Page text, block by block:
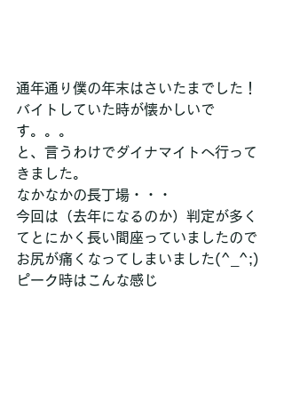
通年通り僕の年末はさいたまでした！
バイトしていた時が懐かしいで
す。。。
と、言うわけでダイナマイトへ行って
きました。
なかなかの長丁場・・・
今回は（去年になるのか）判定が多く
てとにかく長い間座っていましたので
お尻が痛くなってしまいました(^_^;)
ピーク時はこんな感じ